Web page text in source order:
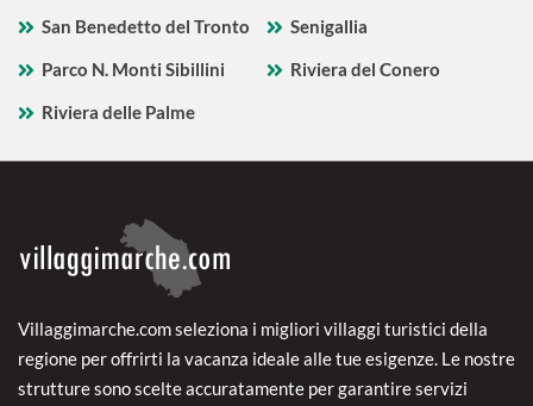
San Benedetto del Tronto
Senigallia
Parco N. Monti Sibillini
Riviera del Conero
Riviera delle Palme
Villaggimarche.com seleziona i migliori villaggi turistici della
regione per offrirti la vacanza ideale alle tue esigenze. Le nostre
strutture sono scelte accuratamente per garantire servizi